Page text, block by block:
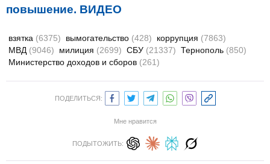
повышение. ВИДЕО
взятка (6375) вымогательство (428) коррупция (7863)
МВД (9046) милиция (2699) СБУ (21337) Тернополь (850)
Министерство доходов и сборов (261)
ПОДЕЛИТЬСЯ:
Мне нравится
ПОДЫТОЖИТЬ: